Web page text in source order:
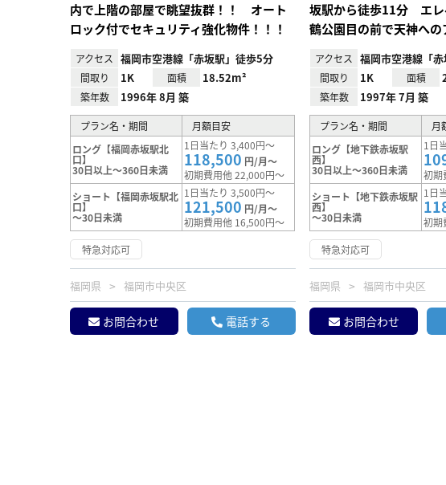
内で上階の部屋で眺望抜群！！ オート
ロック付でセキュリティ強化物件！！！
アクセス 福岡市空港線「赤坂駅」徒歩5分
間取り 1K 面積 18.52m²
築年数 1996年 8月 築
プラン名・期間
月額目安
ロング【福岡赤坂駅北
口】
30日以上～360日未満
1日当たり 3,400円～
118,500 円/月～
初期費用他 22,000円～
ショート【福岡赤坂駅北
口】
～30日未満
1日当たり 3,500円～
121,500 円/月～
初期費用他 16,500円～
特急対応可
福岡県 福岡市中央区
お問合わせ 電話する
坂駅から徒歩11分 エレ
鶴公園目の前で天神への
アクセス 福岡市空港線「
間取り 1K 面積
築年数 1997年 7月 築
プラン名・期間
月
ロング【地下鉄赤坂駅
西】
30日以上～360日未満
1日
初期
ショート【地下鉄赤坂駅
西】
～30日未満
1日
初期
特急対応可
福岡県 福岡市中央区
お問合わせ